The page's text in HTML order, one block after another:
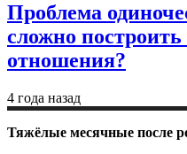
Проблема
сложно
отношения?
4 года назад
Тяжёлые месячные после